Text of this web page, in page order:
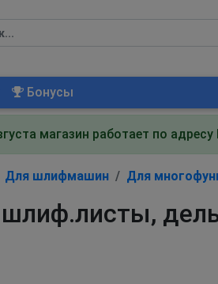
Бонусы
магазин работает по
Для шлифмашин Для